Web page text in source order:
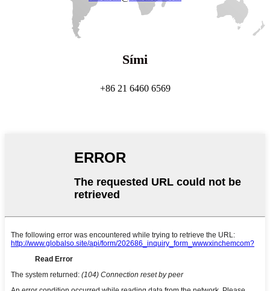
Sími
+86 21 6460 6569